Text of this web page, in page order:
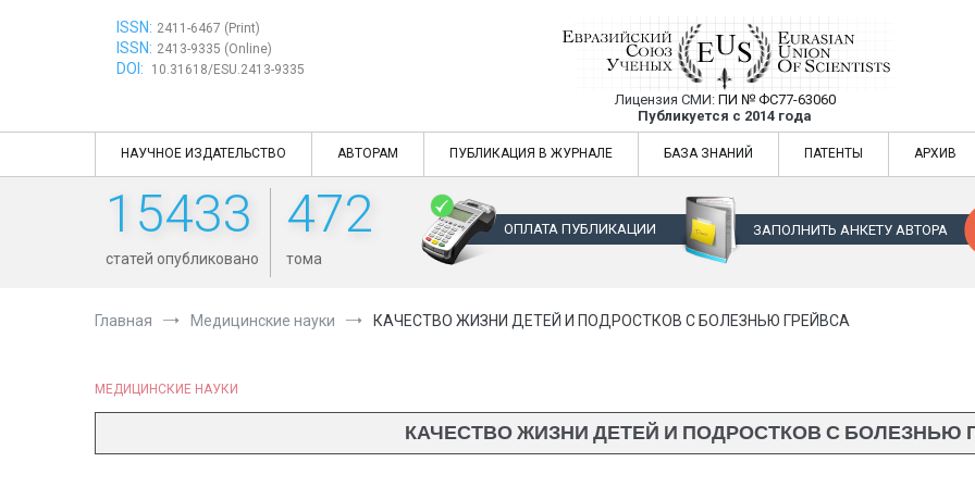
ISSN: 2411-6467 (Print)
ISSN: 2413-9335 (Online)
DOI: 10.31618/ESU.2413-9335
Евразийский Союз Ученых —
Лицензия СМИ: ПИ № ФС77-63060
Публикуется с 2014 года
Евразийский Союз Ученых — публикация научных статей в
НАУЧНОЕ ИЗДАТЕЛЬСТВО АВТОРАМ ПУБЛИКАЦИЯ В ЖУРНАЛЕ БАЗА ЗНАНИЙ ПАТЕНТЫ АРХИВ
15433
статей опубликовано
472
тома
ОПЛАТА ПУБЛИКАЦИИ ЗАПОЛНИТЬ АНКЕТУ АВТОРА
Главная Медицинские науки КАЧЕСТВО ЖИЗНИ ДЕТЕЙ И ПОДРОСТКОВ С БОЛЕЗНЬЮ ГРЕЙВСА
МЕДИЦИНСКИЕ НАУКИ
КАЧЕСТВО ЖИЗНИ ДЕТЕЙ И ПОДРОСТКОВ С БОЛЕЗНЬЮ